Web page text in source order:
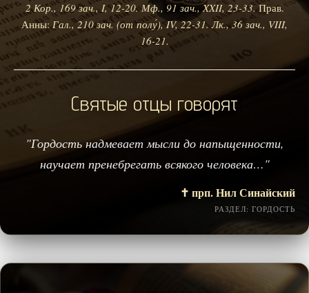
2 Кор., 169 зач., I, 12-20. Мф., 91 зач., XXII, 23-33. Прав.
Анны:Гал., 210 зач. (от полу́), IV, 22-31. Лк., 36 зач., VIII,
16-21.
Святые отцы говорят
"Гордость надмевает мысли до напыщенности,
научает пренебрегать всякого человека…"
✝️ прп. Нил Синайский
РАЗДЕЛ: ГОРДОСТЬ